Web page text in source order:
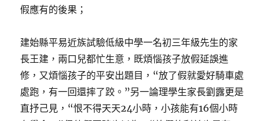
假應有的後果；
建始縣平易近族試驗低級中學一名初三年級先生的家
長王建，兩口兒都忙生意，既煩惱孩子放假延誤進
修，又煩惱孩子的平安出題目，“放了假就愛好騎車處
處跑，有一回還摔了跤。”另一論理學生家長劉露更是
直抒己見，“恨不得天天24小時，小孩能有16個小時